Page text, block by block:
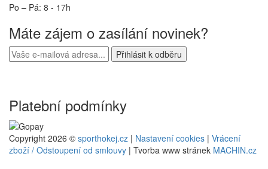
Po – Pá: 8 - 17h
Máte zájem o zasílání novinek?
Platební podmínky
Copyright 2026 © sporthokej.cz | Nastavení cookies | Vrácení
zboží / Odstoupení od smlouvy | Tvorba www stránek MACHIN.cz